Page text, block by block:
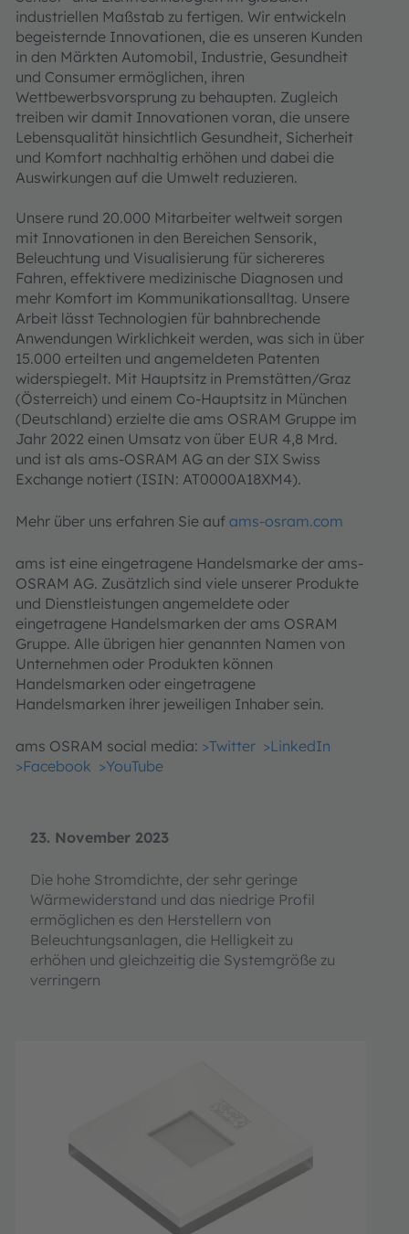
23. November 2023
Die hohe Stromdichte, der sehr geringe
Wärmewiderstand und das niedrige Profil
ermöglichen es den Herstellern von
Beleuchtungsanlagen, die Helligkeit zu
erhöhen und gleichzeitig die Systemgröße zu
verringern
industriellen Maßstab zu fertigen. Wir entwickeln
begeisternde Innovationen, die es unseren Kunden
in den Märkten Automobil, Industrie, Gesundheit
und Consumer ermöglichen, ihren
Wettbewerbsvorsprung zu behaupten. Zugleich
treiben wir damit Innovationen voran, die unsere
Lebensqualität hinsichtlich Gesundheit, Sicherheit
und Komfort nachhaltig erhöhen und dabei die
Auswirkungen auf die Umwelt reduzieren.
Unsere rund 20.000 Mitarbeiter weltweit sorgen
mit Innovationen in den Bereichen Sensorik,
Beleuchtung und Visualisierung für sichereres
Fahren, effektivere medizinische Diagnosen und
mehr Komfort im Kommunikationsalltag. Unsere
Arbeit lässt Technologien für bahnbrechende
Anwendungen Wirklichkeit werden, was sich in über
15.000 erteilten und angemeldeten Patenten
widerspiegelt. Mit Hauptsitz in Premstätten/Graz
(Österreich) und einem Co-Hauptsitz in München
(Deutschland) erzielte die ams OSRAM Gruppe im
Jahr 2022 einen Umsatz von über EUR 4,8 Mrd.
und ist als ams-OSRAM AG an der SIX Swiss
Exchange notiert (ISIN: AT0000A18XM4).
Mehr über uns erfahren Sie auf ams-osram.com
ams ist eine eingetragene Handelsmarke der ams-
OSRAM AG. Zusätzlich sind viele unserer Produkte
und Dienstleistungen angemeldete oder
eingetragene Handelsmarken der ams OSRAM
Gruppe. Alle übrigen hier genannten Namen von
Unternehmen oder Produkten können
Handelsmarken oder eingetragene
Handelsmarken ihrer jeweiligen Inhaber sein.
ams OSRAM social media: >Twitter >LinkedIn
>Facebook >YouTube